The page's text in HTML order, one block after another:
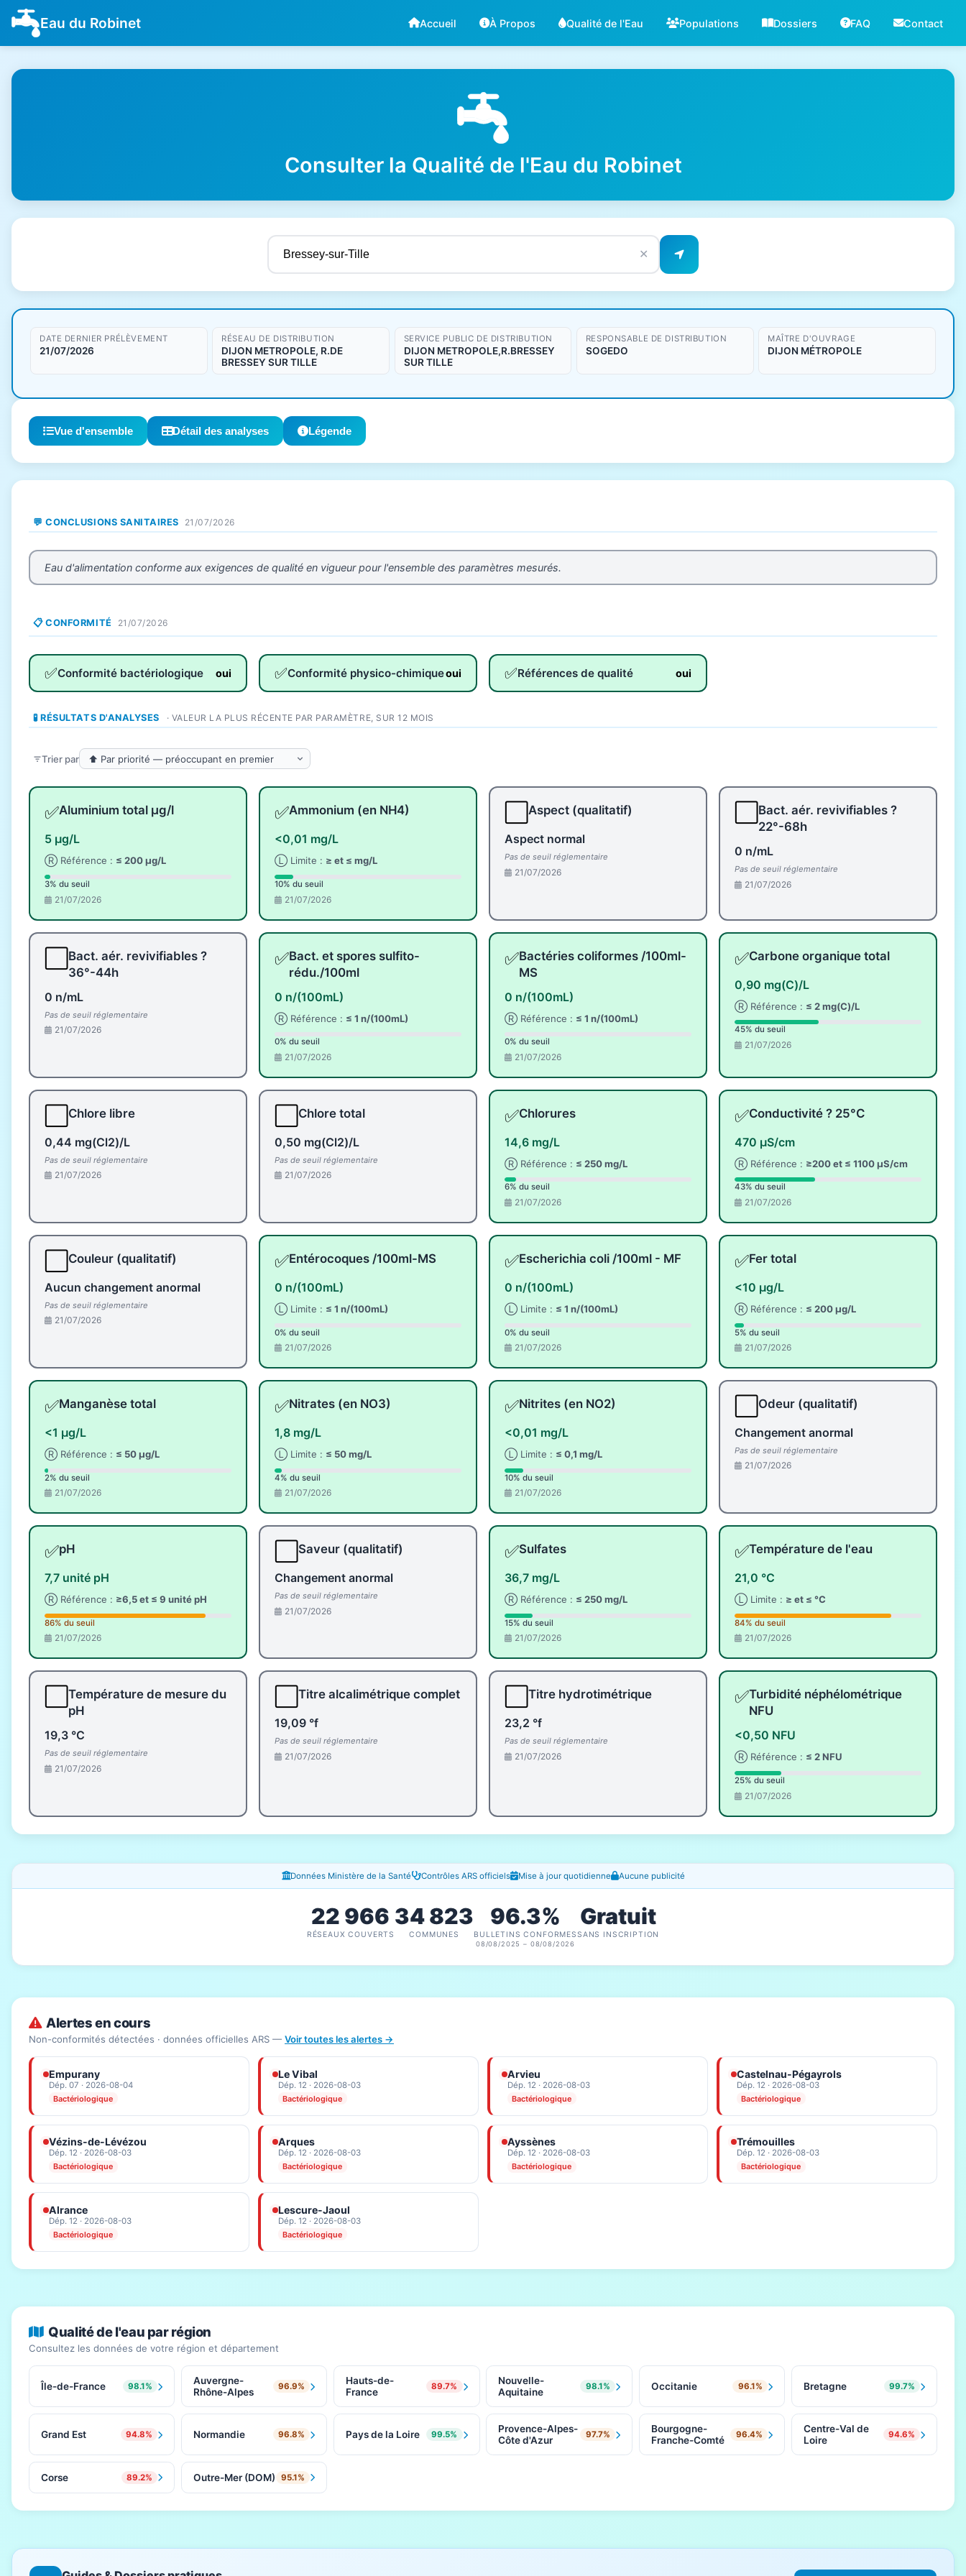
Eau du Robinet Accueil À Propos Qualité de l'Eau Populations Dossiers FAQ Contact
Consulter la Qualité de l'Eau du Robinet
✕
Résultats de qualité de l'eau
DATE DERNIER PRÉLÈVEMENT
21/07/2026
RÉSEAU DE DISTRIBUTION
DIJON METROPOLE, R.DE
BRESSEY SUR TILLE
SERVICE PUBLIC DE DISTRIBUTION
DIJON METROPOLE,R.BRESSEY
SUR TILLE
RESPONSABLE DE DISTRIBUTION
SOGEDO
MAÎTRE D'OUVRAGE
DIJON MÉTROPOLE
Vue d'ensemble Détail des analyses Légende
💬 CONCLUSIONS SANITAIRES 21/07/2026
Eau d'alimentation conforme aux exigences de qualité en vigueur pour l'ensemble des paramètres mesurés.
📋 CONFORMITÉ 21/07/2026
✅Conformité bactériologique oui ✅Conformité physico-chimiqueoui ✅Références de qualité oui
🧪 RÉSULTATS D'ANALYSES · VALEUR LA PLUS RÉCENTE PAR PARAMÈTRE, SUR 12 MOIS
Trier par
✅Aluminium total µg/l
5 µg/L
Ⓡ Référence : ≤ 200 µg/L
3% du seuil
21/07/2026
✅Ammonium (en NH4)
<0,01 mg/L
Ⓛ Limite : ≥ et ≤ mg/L
10% du seuil
21/07/2026
Aspect (qualitatif)
Aspect normal
Pas de seuil réglementaire
21/07/2026
Bact. aér. revivifiables ?
22°-68h
0 n/mL
Pas de seuil réglementaire
21/07/2026
Bact. aér. revivifiables ?
36°-44h
0 n/mL
Pas de seuil réglementaire
21/07/2026
✅Bact. et spores sulfito-
rédu./100ml
0 n/(100mL)
Ⓡ Référence : ≤ 1 n/(100mL)
0% du seuil
21/07/2026
✅Bactéries coliformes /100ml-
MS
0 n/(100mL)
Ⓡ Référence : ≤ 1 n/(100mL)
0% du seuil
21/07/2026
✅Carbone organique total
0,90 mg(C)/L
Ⓡ Référence : ≤ 2 mg(C)/L
45% du seuil
21/07/2026
Chlore libre
0,44 mg(Cl2)/L
Pas de seuil réglementaire
21/07/2026
Chlore total
0,50 mg(Cl2)/L
Pas de seuil réglementaire
21/07/2026
✅Chlorures
14,6 mg/L
Ⓡ Référence : ≤ 250 mg/L
6% du seuil
21/07/2026
✅Conductivité ? 25°C
470 µS/cm
Ⓡ Référence : ≥200 et ≤ 1100 µS/cm
43% du seuil
21/07/2026
Couleur (qualitatif)
Aucun changement anormal
Pas de seuil réglementaire
21/07/2026
✅Entérocoques /100ml-MS
0 n/(100mL)
Ⓛ Limite : ≤ 1 n/(100mL)
0% du seuil
21/07/2026
✅Escherichia coli /100ml - MF
0 n/(100mL)
Ⓛ Limite : ≤ 1 n/(100mL)
0% du seuil
21/07/2026
✅Fer total
<10 µg/L
Ⓡ Référence : ≤ 200 µg/L
5% du seuil
21/07/2026
✅Manganèse total
<1 µg/L
Ⓡ Référence : ≤ 50 µg/L
2% du seuil
21/07/2026
✅Nitrates (en NO3)
1,8 mg/L
Ⓛ Limite : ≤ 50 mg/L
4% du seuil
21/07/2026
✅Nitrites (en NO2)
<0,01 mg/L
Ⓛ Limite : ≤ 0,1 mg/L
10% du seuil
21/07/2026
Odeur (qualitatif)
Changement anormal
Pas de seuil réglementaire
21/07/2026
✅pH
7,7 unité pH
Ⓡ Référence : ≥6,5 et ≤ 9 unité pH
86% du seuil
21/07/2026
Saveur (qualitatif)
Changement anormal
Pas de seuil réglementaire
21/07/2026
✅Sulfates
36,7 mg/L
Ⓡ Référence : ≤ 250 mg/L
15% du seuil
21/07/2026
✅Température de l'eau
21,0 °C
Ⓛ Limite : ≥ et ≤ °C
84% du seuil
21/07/2026
Température de mesure du
pH
19,3 °C
Pas de seuil réglementaire
21/07/2026
Titre alcalimétrique complet
19,09 °f
Pas de seuil réglementaire
21/07/2026
Titre hydrotimétrique
23,2 °f
Pas de seuil réglementaire
21/07/2026
✅Turbidité néphélométrique
NFU
<0,50 NFU
Ⓡ Référence : ≤ 2 NFU
25% du seuil
21/07/2026
Fenêtres d'information Données Ministère de la Santé Contrôles ARS officiels Mise à jour quotidienne Aucune publicité
22 966
RÉSEAUX COUVERTS
34 823
COMMUNES
96.3%
BULLETINS CONFORMES
08/08/2025 – 08/08/2026
Gratuit
SANS INSCRIPTION
Alertes en cours
Non-conformités détectées · données officielles ARS — Voir toutes les alertes →
Empurany
Dép. 07 · 2026-08-04
Bactériologique
Le Vibal
Dép. 12 · 2026-08-03
Bactériologique
Arvieu
Dép. 12 · 2026-08-03
Bactériologique
Castelnau-Pégayrols
Dép. 12 · 2026-08-03
Bactériologique
Vézins-de-Lévézou
Dép. 12 · 2026-08-03
Bactériologique
Arques
Dép. 12 · 2026-08-03
Bactériologique
Ayssènes
Dép. 12 · 2026-08-03
Bactériologique
Trémouilles
Dép. 12 · 2026-08-03
Bactériologique
Alrance
Dép. 12 · 2026-08-03
Bactériologique
Lescure-Jaoul
Dép. 12 · 2026-08-03
Bactériologique
Qualité de l'eau par région
Consultez les données de votre région et département
Île-de-France 98.1%
Auvergne-
Rhône-Alpes
96.9%
Hauts-de-
France
89.7%
Nouvelle-
Aquitaine
98.1% Occitanie 96.1% Bretagne 99.7%
Grand Est 94.8% Normandie 96.8% Pays de la Loire 99.5%
Provence-Alpes-
Côte d'Azur
97.7%
Bourgogne-
Franche-Comté
96.4%
Centre-Val de
Loire
94.6%
Corse 89.2% Outre-Mer (DOM) 95.1%